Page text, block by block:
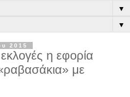
▼
▼
2015
η εφορία
με